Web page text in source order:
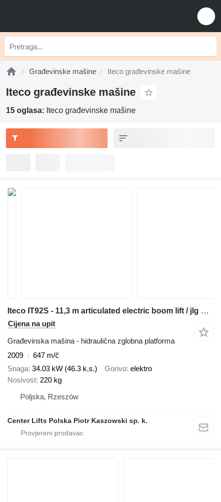
Građevinske mašine Iteco građevinske mašine
Iteco građevinske mašine
15 oglasa: Iteco građevinske mašine
Iteco IT92S - 11,3 m articulated electric boom lift / jlg genie haulot
Cijena na upit
Građevinska mašina - hidraulična zglobna platforma
2009
647 m/č
Snaga 34.03 kW (46.3 k.s.) Gorivo elektro
Nosivost 220 kg
Poljska, Rzeszów
Center Lifts Polska Piotr Kaszowski sp. k.